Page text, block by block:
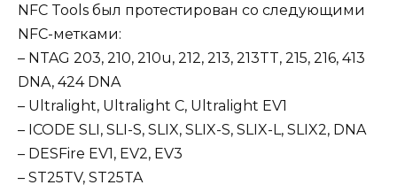
NFC Tools был протестирован со следующими
NFC-метками:
– NTAG 203, 210, 210u, 212, 213, 213TT, 215, 216, 413
DNA, 424 DNA
– Ultralight, Ultralight C, Ultralight EV1
– ICODE SLI, SLI-S, SLIX, SLIX-S, SLIX-L, SLIX2, DNA
– DESFire EV1, EV2, EV3
– ST25TV, ST25TA